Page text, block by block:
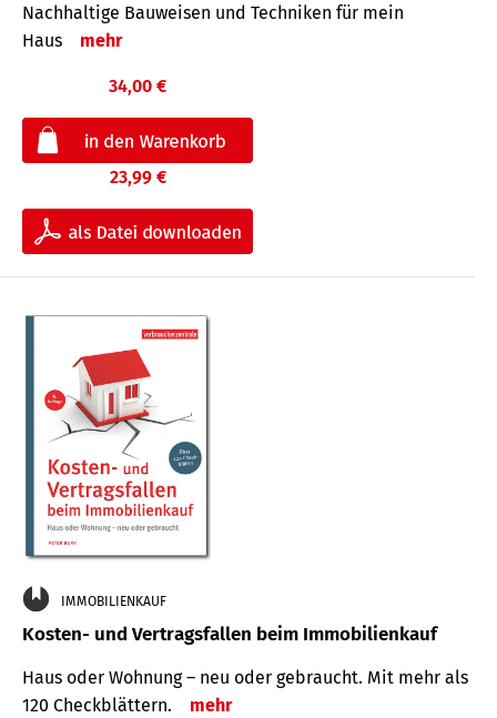
Nachhaltige Bauweisen und Techniken für mein
Haus
mehr
34,00 €
23,99 €
IMMOBILIENKAUF
Kosten- und Vertragsfallen beim Immobilienkauf
Haus oder Wohnung – neu oder gebraucht. Mit mehr als
120 Check­blättern.
mehr